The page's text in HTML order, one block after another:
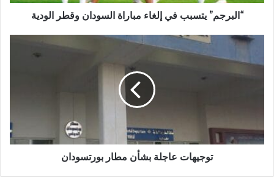
“البرجم” يتسبب في إلغاء مباراة السودان وقطر الودية
توجيهات
بشأن
مطار
توجيهات عاجلة بشأن مطار بورتسودان